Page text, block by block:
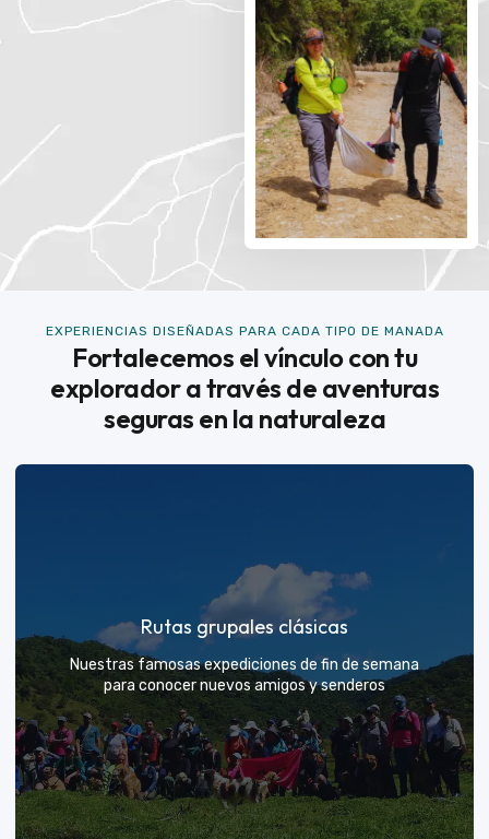
EXPERIENCIAS DISEÑADAS PARA CADA TIPO DE MANADA
Fortalecemos el vínculo con tu
explorador a través de aventuras
seguras en la naturaleza
Rutas grupales clásicas
Nuestras famosas expediciones de fin de semana
para conocer nuevos amigos y senderos